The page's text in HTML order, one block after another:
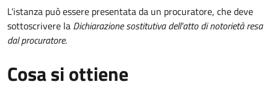
L'istanza può essere presentata da un procuratore, che deve
sottoscrivere la Dichiarazione sostitutiva dell'atto di notorietà resa
dal procuratore.
Cosa si ottiene